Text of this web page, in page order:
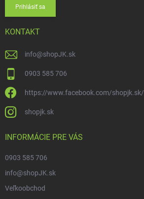
Prihlásiť sa
KONTAKT
info@shopJK.sk
0903 585 706
https://www.facebook.com/shopjk.sk/
shopjk.sk
INFORMÁCIE PRE VÁS
0903 585 706
info@shopJK.sk
Veľkoobchod